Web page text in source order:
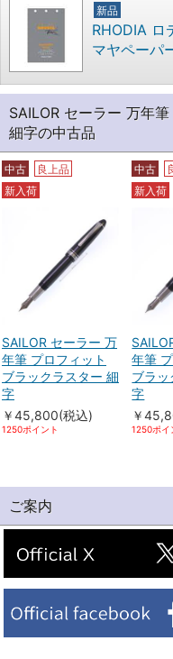
新品
RHODIA ロ
マヤペーパ
SAILOR セーラー 万年
細字の中古品
中古
良上品
新入荷
SAILOR セーラー 万
年筆 プロフィット
ブラックラスター 細
字
￥45,800(税込)
1250ポイント
中古
新入荷
年筆
ブラッ
字
￥
1250ポイ
ご案内